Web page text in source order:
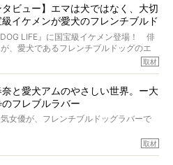
ある佐藤さんご夫婦に、治療の選択やケ
話しをうかがいました。
ぐ解消することはできないが、話をき
たりするのもいいだろう。
んなにいい子だった、ほんとうに愛し
子さんのご自宅へ伺って、お話をきこう
タビュー】エマは犬ではなく、大切
イケメンが愛犬のフレンチブルド
場
LIFE』に国宝級イケメン登場！ 俳
、愛犬であるフレンチブルドッグのエ
の子）にメロメロとの情報を聞きつけ、
から次へと飛び出しました。
取材
奈と愛犬アムのやさしい世界。ー大
フレブルラバー
女優が、フレンチブルドッグラバーで
取材